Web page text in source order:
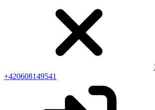
+420608149541